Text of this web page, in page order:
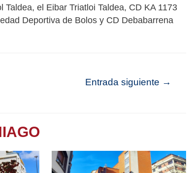
el Eibar Triatloi Taldea, CD KA 1173
Deportiva de Bolos y CD Debabarrena
Entrada siguiente →